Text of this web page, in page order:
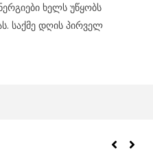
ხელს უწყობს
საქმე დღის პირველ